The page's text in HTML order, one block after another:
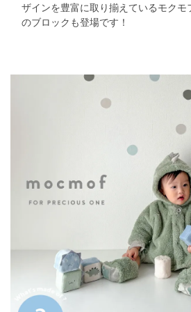
ザインを豊富に取り揃えているモクモ
のブロックも登場です！